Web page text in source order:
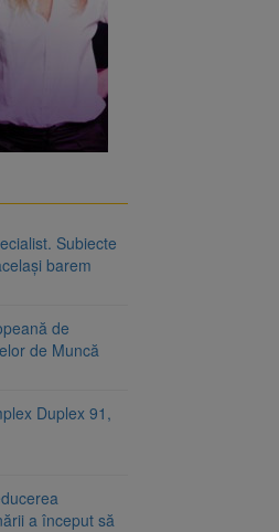
Subiecte
barem
de
de Muncă
Duplex 91,
a început să